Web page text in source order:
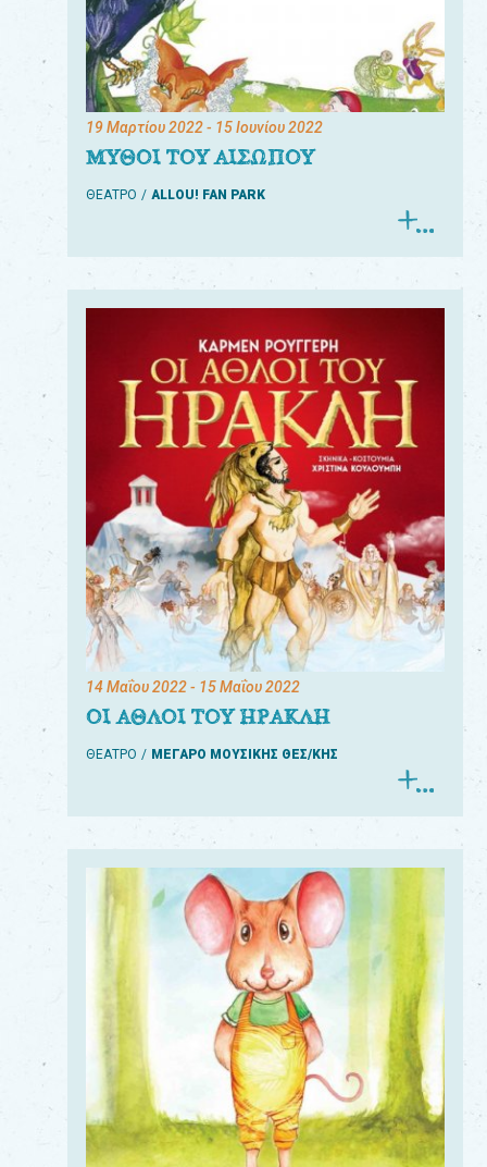
19 Μαρτίου 2022- 15 Ιουνίου 2022
ΜΥΘΟΙ ΤΟΥ ΑΙΣΩΠΟΥ
ΘΕΑΤΡΟ ALLOU! FAN PARK
14 Μαΐου 2022- 15 Μαΐου 2022
ΟΙ ΑΘΛΟΙ ΤΟΥ ΗΡΑΚΛΗ
ΘΕΑΤΡΟ ΜΕΓΑΡΟ ΜΟΥΣΙΚΗΣ ΘΕΣ/ΚΗΣ